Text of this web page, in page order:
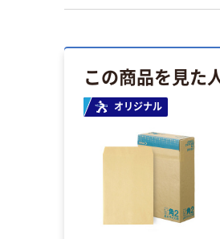
この商品を見た
オリジナル